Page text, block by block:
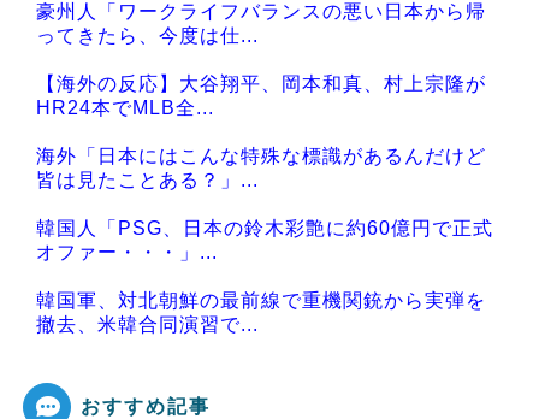
豪州人「ワークライフバランスの悪い日本から帰
ってきたら、今度は仕...
【海外の反応】大谷翔平、岡本和真、村上宗隆が
HR24本でMLB全...
海外「日本にはこんな特殊な標識があるんだけど
皆は見たことある？」...
韓国人「PSG、日本の鈴木彩艶に約60億円で正式
オファー・・・」...
韓国軍、対北朝鮮の最前線で重機関銃から実弾を
撤去、米韓合同演習で...
おすすめ記事